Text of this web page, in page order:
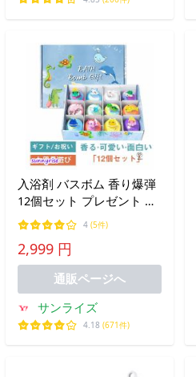
入浴剤 バスボム 香り爆弾
12個セット プレゼント 詰
め合わせ クリスマス バス
ソルト ボール おもちゃ 温
泉 お風呂 女性 男性 子供
誕生日 友達 卒業ギフト 潤
4 (5件)
2,999 円
通販ページへ
サンライズ
4.18 (671件)